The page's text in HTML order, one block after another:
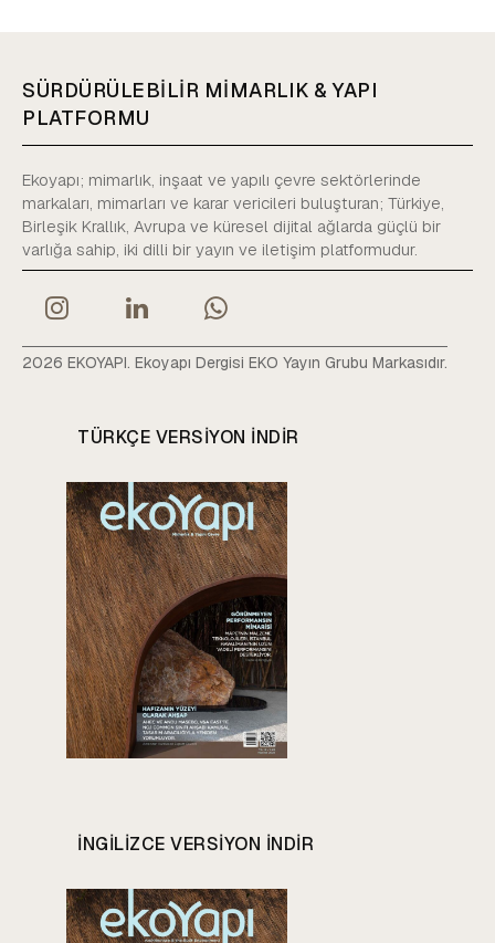
SÜRDÜRÜLEBİLİR MİMARLIK & YAPI
PLATFORMU
Ekoyapı; mimarlık, inşaat ve yapılı çevre sektörlerinde
markaları, mimarları ve karar vericileri buluşturan; Türkiye,
Birleşik Krallık, Avrupa ve küresel dijital ağlarda güçlü bir
varlığa sahip, iki dilli bir yayın ve iletişim platformudur.
2026 EKOYAPI. Ekoyapı Dergisi EKO Yayın Grubu Markasıdır.
TÜRKÇE VERSIYON INDIR
INGILIZCE VERSIYON INDIR